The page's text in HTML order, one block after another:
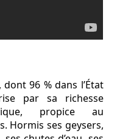
96 % dans l’État
par sa richesse
propice au
Hormis ses geysers,